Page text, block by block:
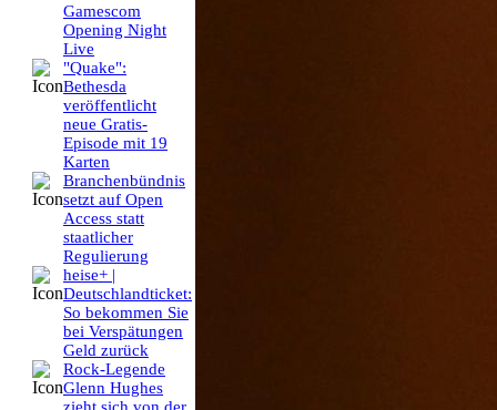
Gamescom
Opening Night
Live
"Quake":
Bethesda
veröffentlicht
neue Gratis-
Episode mit 19
Karten
Branchenbündnis
setzt auf Open
Access statt
staatlicher
Regulierung
heise+ |
Deutschlandticket:
So bekommen Sie
bei Verspätungen
Geld zurück
Rock-Legende
Glenn Hughes